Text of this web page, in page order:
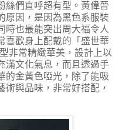
絲們直呼超有型。黃偉晉
原因，是因為黑色系服裝
時也最能突出周大福令人
喜歡身上配戴的「盛世華
非常精緻華美，設計上以
滿文化氣息，而且透過手
的金黃色啞光，除了能吸
術與品味，非常好搭配，